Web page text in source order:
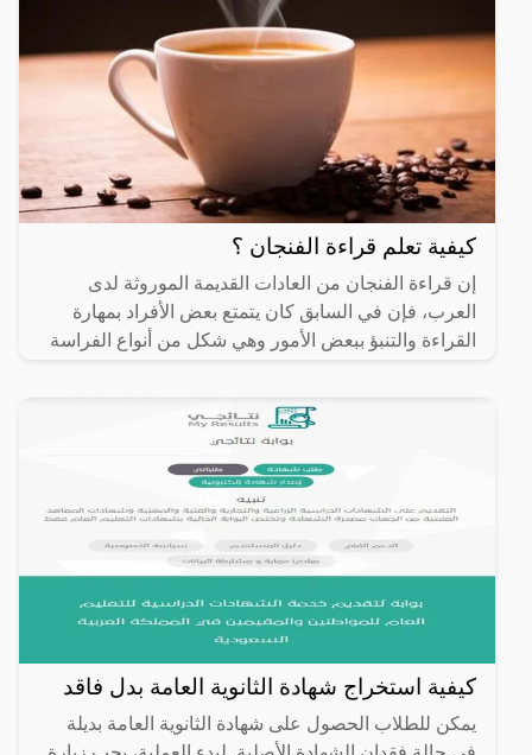
كيفية تعلم قراءة الفنجان ؟
إن قراءة الفنجان من العادات القديمة الموروثة لدى
العرب، فإن في السابق كان يتمتع بعض الأفراد بمهارة
القراءة والتنبؤ ببعض الأمور وهي شكل من أنواع الفراسة
كيفية استخراج شهادة الثانوية العامة بدل فاقد
يمكن للطلاب الحصول على شهادة الثانوية العامة بديلة